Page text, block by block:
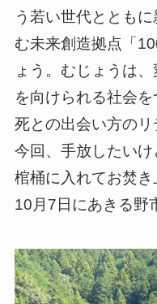
う若い世代ととも
む未来創造拠点「
ょう。むじょうは
を向けられる社会
死との出会い方のリ
今回、手放したい
棺桶に入れてお焚
10月7日にあきる野